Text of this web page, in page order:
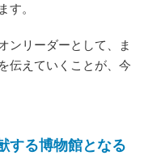
す。
ンリーダーとして、ま
伝えていくことが、今
する博物館となる